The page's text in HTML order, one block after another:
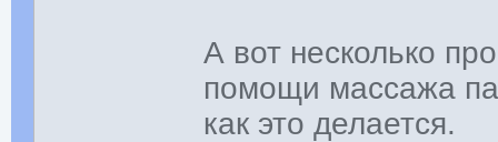
А вот несколько
помощи массажа
как это делается.